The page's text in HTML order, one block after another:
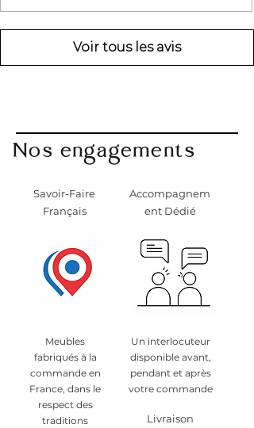
Voir tous les avis
Nos engagements
Savoir-Faire
Français
Meubles
fabriqués à la
commande en
France, dans le
respect des
traditions
Accompagnem
ent Dédié
Un interlocuteur
disponible avant,
pendant et après
votre commande
Livraison